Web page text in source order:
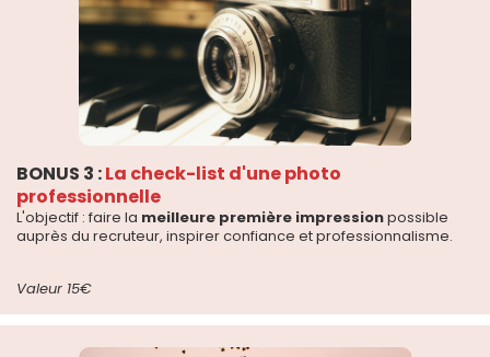
BONUS 3 :La check-list d'une photo
professionnelle
L'objectif : faire la meilleure première impressionpossible
auprès du recruteur, inspirer confiance et professionnalisme.
Valeur 15€